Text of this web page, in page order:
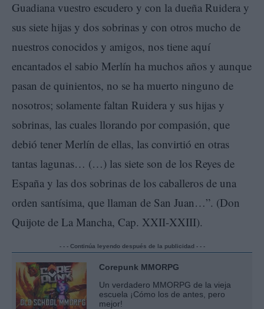
Guadiana vuestro escudero y con la dueña Ruidera y
sus siete hijas y dos sobrinas y con otros mucho de
nuestros conocidos y amigos, nos tiene aquí
encantados el sabio Merlín ha muchos años y aunque
pasan de quinientos, no se ha muerto ninguno de
nosotros; solamente faltan Ruidera y sus hijas y
sobrinas, las cuales llorando por compasión, que
debió tener Merlín de ellas, las convirtió en otras
tantas lagunas… (…) las siete son de los Reyes de
España y las dos sobrinas de los caballeros de una
orden santísima, que llaman de San Juan…”. (Don
Quijote de La Mancha, Cap. XXII-XXIII).
- - - Continúa leyendo después de la publicidad - - -
Corepunk MMORPG
Un verdadero MMORPG de la vieja
escuela ¡Cómo los de antes, pero
mejor!